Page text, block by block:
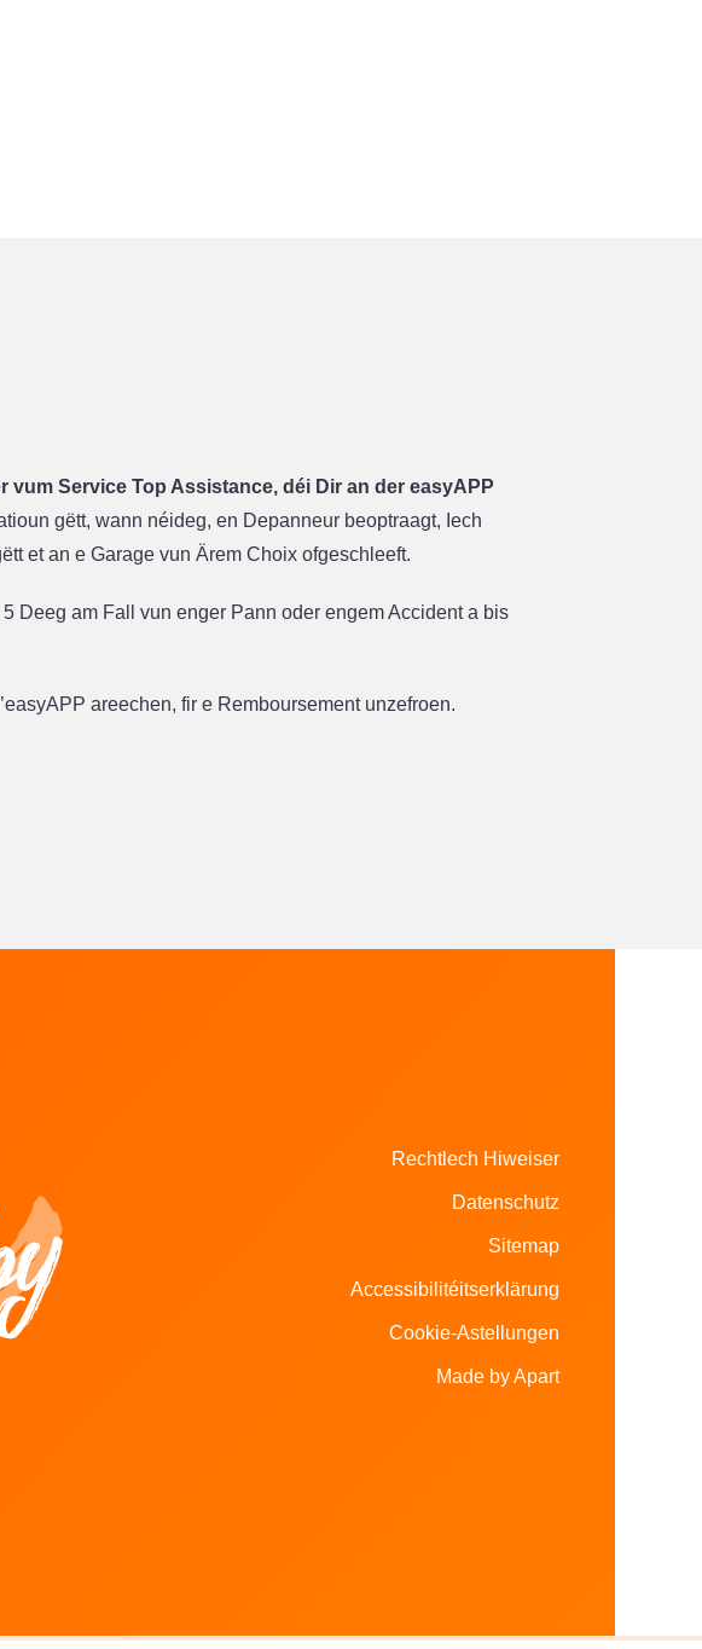
vum Service Top Assistance, déi Dir an der easyAPP
gëtt, wann néideg, en Depanneur beoptraagt, Iech
et an e Garage vun Ärem Choix ofgeschleeft.
Deeg am Fall vun enger Pann oder engem Accident a bis
areechen, fir e Remboursement unzefroen.
Rechtlech Hiweiser
Datenschutz
Sitemap
Accessibilitéitserklärung
Cookie-Astellungen
Made by Apart